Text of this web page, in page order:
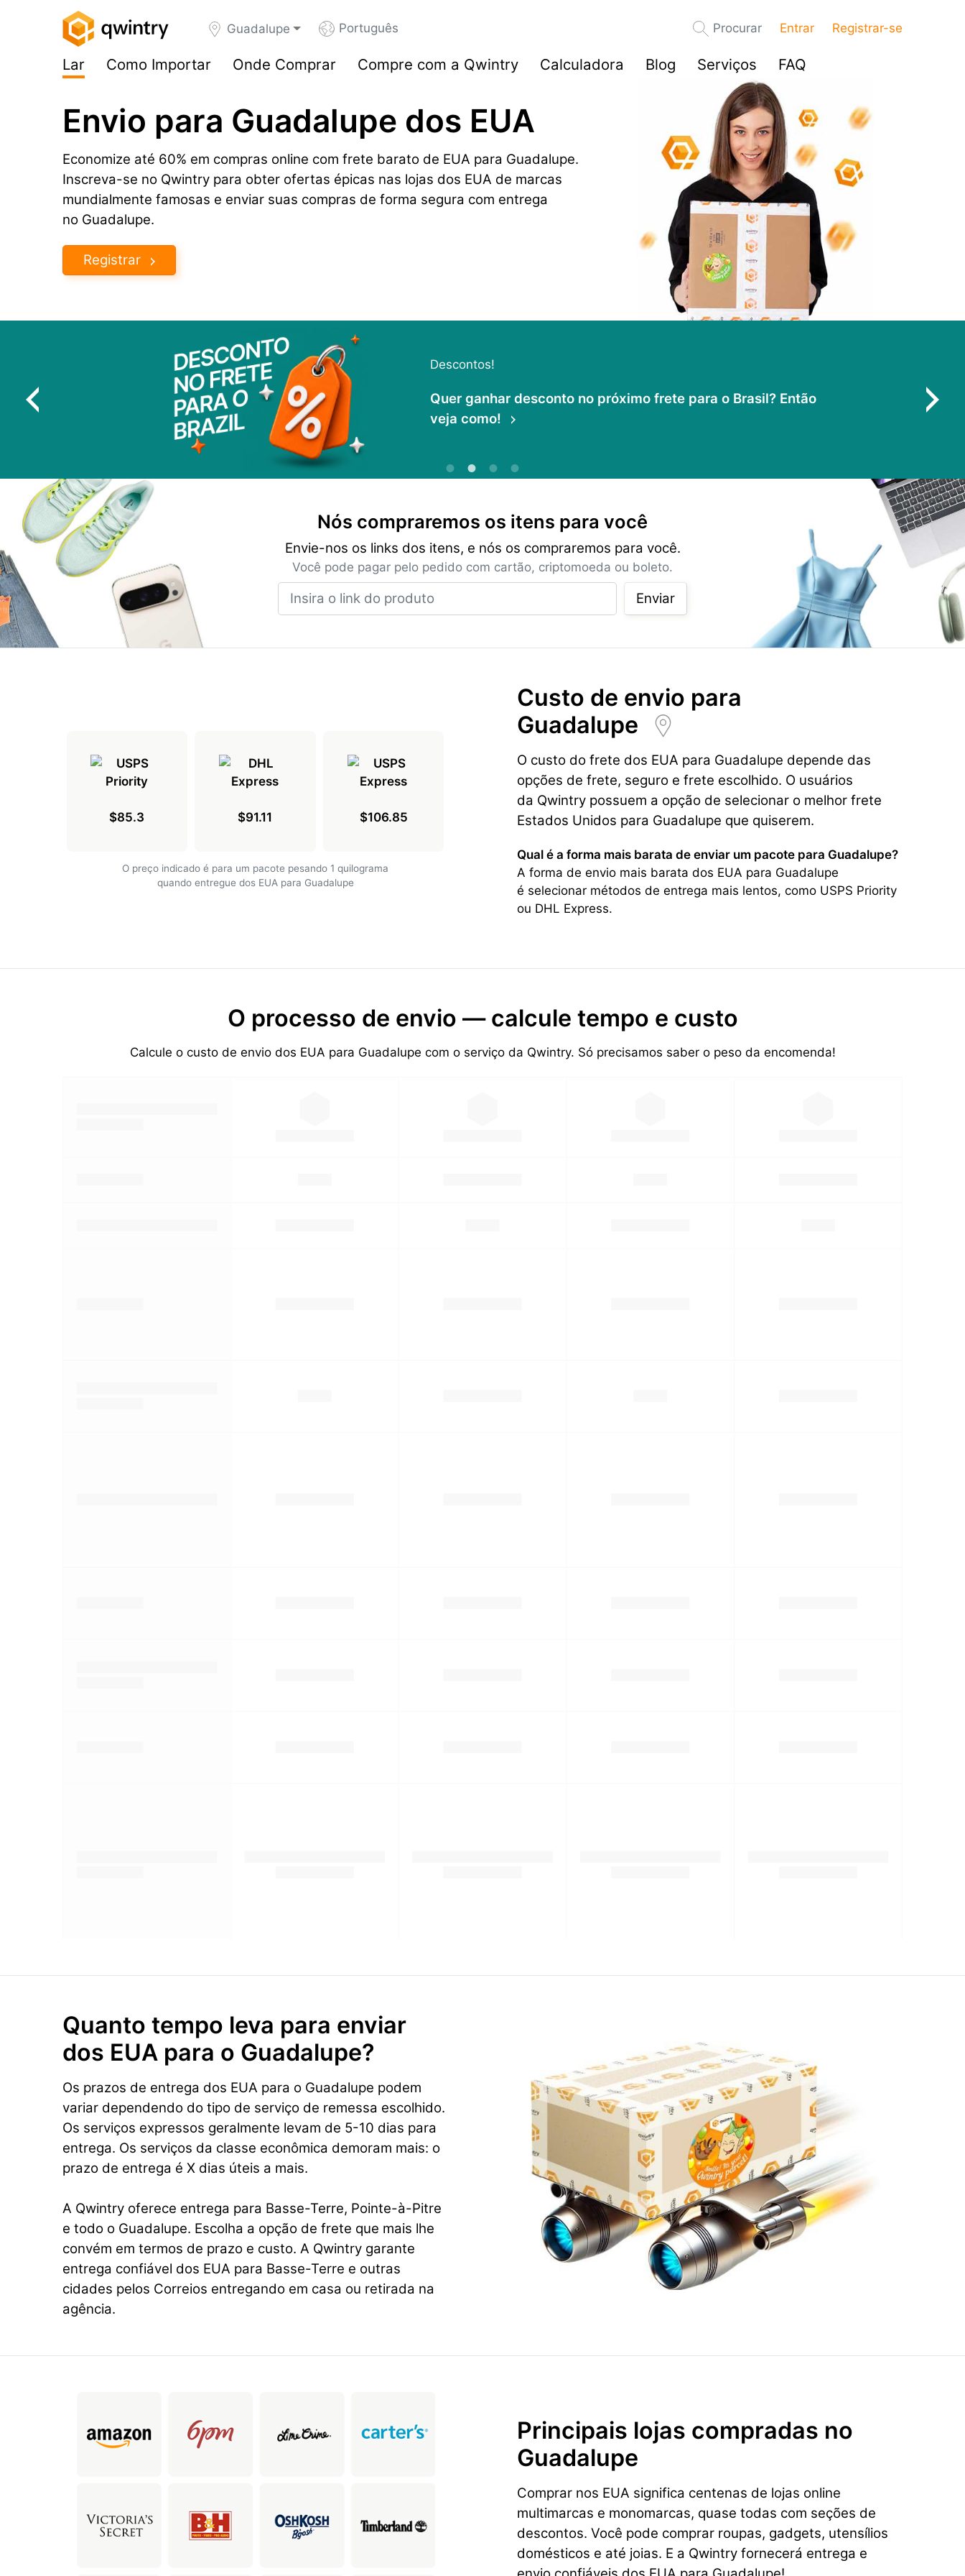
Guadalupe Português Procurar Entrar Registrar-se
Lar Como Importar Onde Comprar Compre com a Qwintry Calculadora Blog Serviços FAQ
Envio para Guadalupe dos EUA
Economize até 60% em compras online com frete barato de EUA para Guadalupe.
Inscreva-se no Qwintry para obter ofertas épicas nas lojas dos EUA de marcas
mundialmente famosas e enviar suas compras de forma segura com entrega
no Guadalupe.
Registrar
Descontos!
Quer ganhar desconto no próximo frete para o Brasil? Então
veja como!
Nós compraremos os itens para você
Envie-nos os links dos itens, e nós os compraremos para você.
Você pode pagar pelo pedido com cartão, criptomoeda ou boleto.
Enviar
Custo de envio para
Guadalupe
O custo do frete dos EUA para Guadalupe depende das
opções de frete, seguro e frete escolhido. O usuários
da Qwintry possuem a opção de selecionar o melhor frete
Estados Unidos para Guadalupe que quiserem.
Qual é a forma mais barata de enviar um pacote para Guadalupe?
A forma de envio mais barata dos EUA para Guadalupe
é selecionar métodos de entrega mais lentos, como USPS Priority
ou DHL Express.
$85.3 $91.11 $106.85
O preço indicado é para um pacote pesando 1 quilograma
quando entregue dos EUA para Guadalupe
O processo de envio — calcule tempo e custo
Calcule o custo de envio dos EUA para Guadalupe com o serviço da Qwintry. Só precisamos saber o peso da encomenda!
Quanto tempo leva para enviar
dos EUA para o Guadalupe?
Os prazos de entrega dos EUA para o Guadalupe podem
variar dependendo do tipo de serviço de remessa escolhido.
Os serviços expressos geralmente levam de 5-10 dias para
entrega. Os serviços da classe econômica demoram mais: o
prazo de entrega é X dias úteis a mais.
A Qwintry oferece entrega para Basse-Terre, Pointe-à-Pitre
e todo o Guadalupe. Escolha a opção de frete que mais lhe
convém em termos de prazo e custo. A Qwintry garante
entrega confiável dos EUA para Basse-Terre e outras
cidades pelos Correios entregando em casa ou retirada na
agência.
Principais lojas compradas no
Guadalupe
Comprar nos EUA significa centenas de lojas online
multimarcas e monomarcas, quase todas com seções de
descontos. Você pode comprar roupas, gadgets, utensílios
domésticos e até joias. E a Qwintry fornecerá entrega e